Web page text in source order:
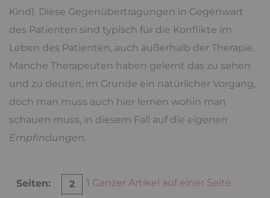
Kind). Diese Gegenübertragungen in Gegenwart
des Patienten sind typisch für die Konflikte im
Leben des Patienten, auch außerhalb der Therapie.
Manche Therapeuten haben gelernt das zu sehen
und zu deuten, im Grunde ein natürlicher Vorgang,
doch man muss auch hier lernen wohin man
schauen muss, in diesem Fall auf die eigenen
Empfindungen.
Seiten: 1
2 Ganzer Artikel auf einer Seite